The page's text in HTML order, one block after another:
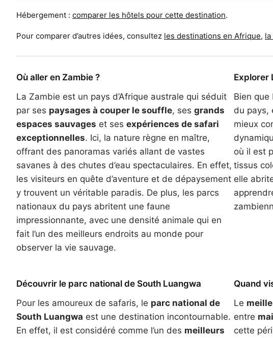
Hébergement : comparer les hôtels pour cette destination.
Pour comparer d’autres idées, consultez les destinations en Afrique,
Où aller en Zambie ?
La Zambie est un pays d’Afrique australe qui séduit
par ses paysages à couper le souffle, ses grands
espaces sauvages et ses expériences de safari
exceptionnelles. Ici, la nature règne en maître,
offrant des panoramas variés allant de vastes
savanes à des chutes d’eau spectaculaires. En effet,
les visiteurs en quête d’aventure et de dépaysement
y trouvent un véritable paradis. De plus, les parcs
nationaux du pays abritent une faune
impressionnante, avec une densité animale qui en
fait l’un des meilleurs endroits au monde pour
observer la vie sauvage.
Explorer
Bien que
du pays,
mieux
où il est
tissus
elle
Découvrir le parc national de South Luangwa
Pour les amoureux de safaris, le parc national de
South Luangwa est une destination incontournable.
En effet, il est considéré comme l’un des meilleurs
Quand
Le
entre
cette